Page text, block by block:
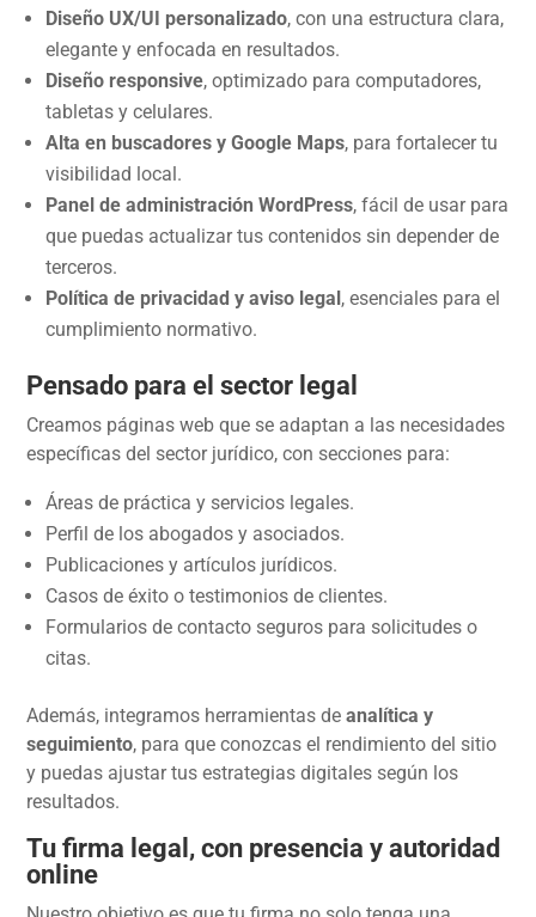
Diseño UX/UI personalizado, con una estructura clara,
elegante y enfocada en resultados.
Diseño responsive, optimizado para computadores,
tabletas y celulares.
Alta en buscadores y Google Maps, para fortalecer tu
visibilidad local.
Panel de administración WordPress, fácil de usar para
que puedas actualizar tus contenidos sin depender de
terceros.
Política de privacidad y aviso legal, esenciales para el
cumplimiento normativo.
Pensado para el sector legal
Creamos páginas web que se adaptan a las necesidades
específicas del sector jurídico, con secciones para:
Áreas de práctica y servicios legales.
Perfil de los abogados y asociados.
Publicaciones y artículos jurídicos.
Casos de éxito o testimonios de clientes.
Formularios de contacto seguros para solicitudes o
citas.
Además, integramos herramientas deanalítica y
seguimiento, para que conozcas el rendimiento del sitio
y puedas ajustar tus estrategias digitales según los
resultados.
Tu firma legal, con presencia y autoridad
online